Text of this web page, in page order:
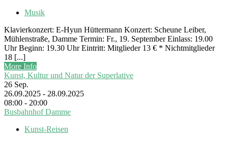
Musik
Klavierkonzert: E-Hyun Hüttermann Konzert: Scheune Leiber,
Mühlenstraße, Damme Termin: Fr., 19. September Einlass: 19.00
Uhr Beginn: 19.30 Uhr Eintritt: Mitglieder 13 € * Nichtmitglieder
18 [...]
More Info
Kunst, Kultur und Natur der Superlative
26 Sep.
26.09.2025 - 28.09.2025
08:00 - 20:00
Busbahnhof Damme
Kunst-Reisen